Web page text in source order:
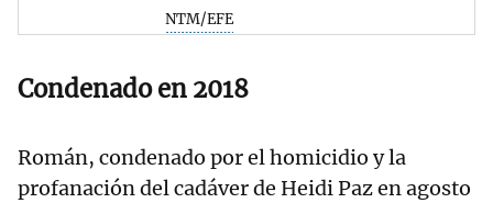
NTM/EFE
Condenado en 2018
Román, condenado por el homicidio y la
profanación del cadáver de Heidi Paz en agosto